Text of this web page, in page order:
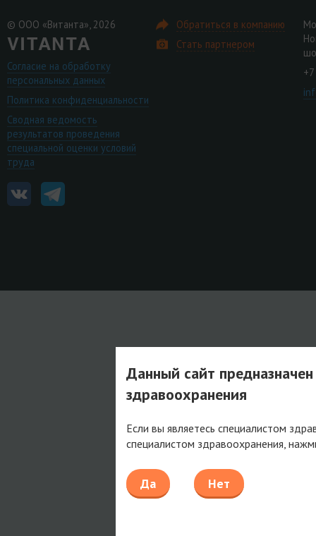
© ООО «Витанта», 2026
Согласие на обработку
персональных данных
Политика конфиденциальности
Сводная ведомость
результатов проведения
специальной оценки условий
труда
Обратиться в компанию
Стать партнером
Данный сайт
здравоохранения
Если вы являетесь специалистом
специалистом здравоохранения,
Да Нет